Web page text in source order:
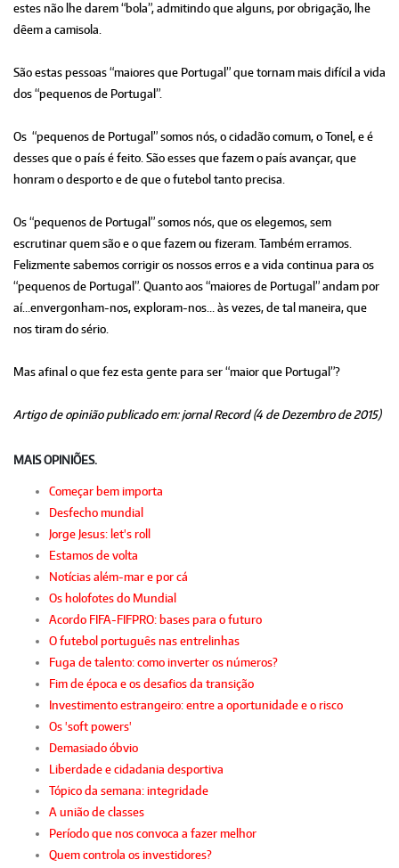
estes não lhe darem “bola”, admitindo que alguns, por obrigação, lhe
dêem a camisola.
São estas pessoas “maiores que Portugal” que tornam mais difícil a vida
dos “pequenos de Portugal”.
Os “pequenos de Portugal” somos nós, o cidadão comum, o Tonel, e é
desses que o país é feito. São esses que fazem o país avançar, que
honram o desporto e de que o futebol tanto precisa.
Os “pequenos de Portugal” somos nós, que os elegemos, sem
escrutinar quem são e o que fazem ou fizeram. Também erramos.
Felizmente sabemos corrigir os nossos erros e a vida continua para os
“pequenos de Portugal”. Quanto aos “maiores de Portugal” andam por
aí…envergonham-nos, exploram-nos… às vezes, de tal maneira, que
nos tiram do sério.
Mas afinal o que fez esta gente para ser “maior que Portugal”?
Artigo de opinião publicado em: jornal Record (4 de Dezembro de 2015)
MAIS OPINIÕES.
Começar bem importa
Desfecho mundial
Jorge Jesus: let's roll
Estamos de volta
Notícias além-mar e por cá
Os holofotes do Mundial
Acordo FIFA-FIFPRO: bases para o futuro
O futebol português nas entrelinhas
Fuga de talento: como inverter os números?
Fim de época e os desafios da transição
Investimento estrangeiro: entre a oportunidade e o risco
Os 'soft powers'
Demasiado óbvio
Liberdade e cidadania desportiva
Tópico da semana: integridade
A união de classes
Período que nos convoca a fazer melhor
Quem controla os investidores?